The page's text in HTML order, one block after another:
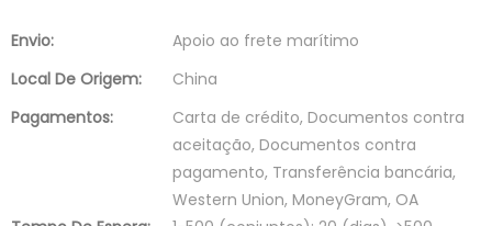
Envio:
Apoio ao frete marítimo
Local De Origem:
China
Pagamentos:
Carta de crédito, Documentos contra
aceitação, Documentos contra
pagamento, Transferência bancária,
Western Union, MoneyGram, OA